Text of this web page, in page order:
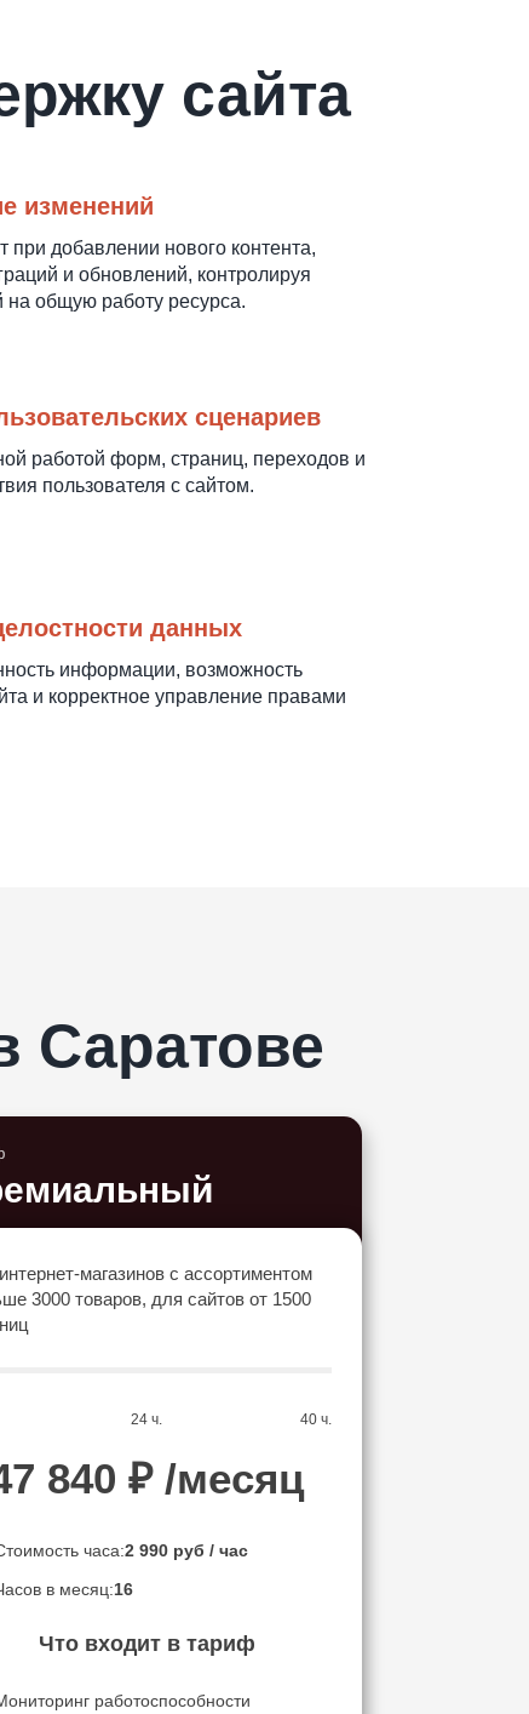
сайта
изменений
добавлении нового контента,
и обновлений, контролируя
на общую работу ресурса.
сценариев
работой форм, страниц, переходов и
пользователя с сайтом.
данных
информации, возможность
и корректное управление правами
Саратове
магазинов с ассортиментом
3000 товаров, для сайтов от 1500
24 ч. 40 ч.
840 ₽ /месяц
часа:2 990 руб / час
в месяц:16
Что входит в тариф
работоспособности